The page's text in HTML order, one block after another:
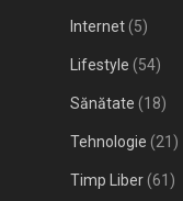
Internet(5)
Lifestyle (54)
Sănătate (18)
Tehnologie (21)
Timp Liber(61)